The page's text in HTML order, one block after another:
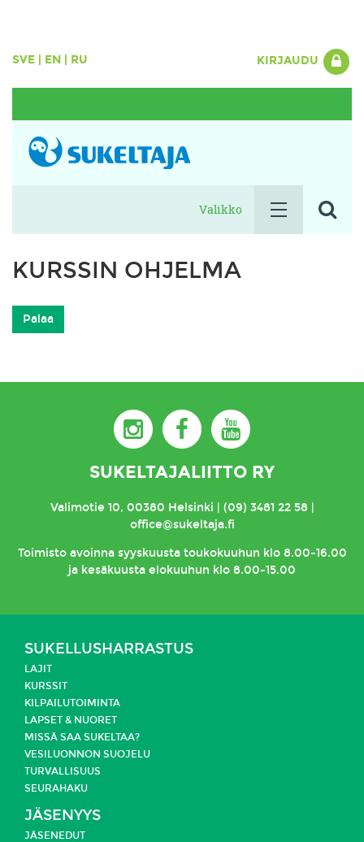
SVE EN RU KIRJAUDU
Valikko
KURSSIN OHJELMA
SUKELTAJALIITTO RY
Valimotie 10, 00380 Helsinki | (09) 3481 22 58 |
office@sukeltaja.fi
Toimistoavoinna syyskuusta toukokuuhun klo 8.00-16.00
ja kesäkuusta elokuuhun klo 8.00-15.00
SUKELLUSHARRASTUS
LAJIT
KURSSIT
KILPAILUTOIMINTA
LAPSET & NUORET
MISSÄ SAA SUKELTAA?
VESILUONNON SUOJELU
TURVALLISUUS
SEURAHAKU
JÄSENYYS
JÄSENEDUT